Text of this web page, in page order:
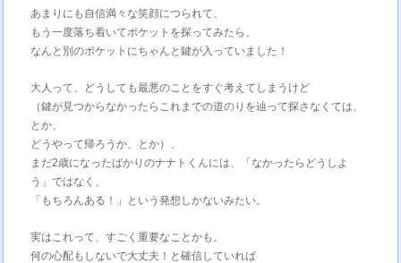
あまりにも自信満々な笑顔につられて、
もう一度落ち着いてポケットを探ってみたら、
なんと別のポケットにちゃんと鍵が入っていました！
大人って、どうしても最悪のことをすぐ考えてしまうけど
（鍵が見つからなかったらこれまでの道のりを辿って探さなくては、
とか、
どうやって帰ろうか、とか）、
まだ2歳になったばかりのナナトくんには、「なかったらどうしよ
う」ではなく、
「もちろんある！」という発想しかないみたい。
実はこれって、すごく重要なことかも。
何の心配もしないで大丈夫！と確信していれば